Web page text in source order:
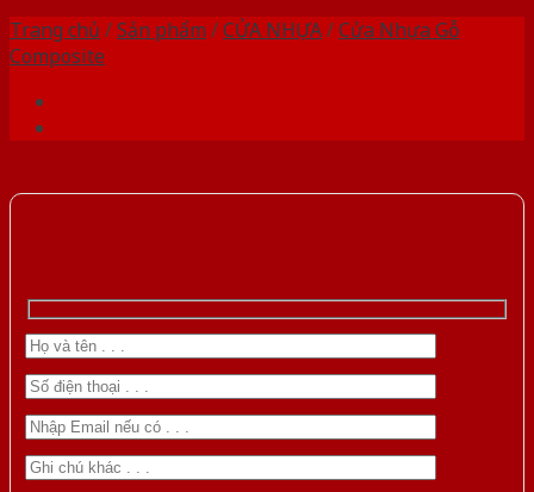
Trang chủ /Sản phẩm /CỬA NHỰA/Cửa Nhựa Gỗ
Composite